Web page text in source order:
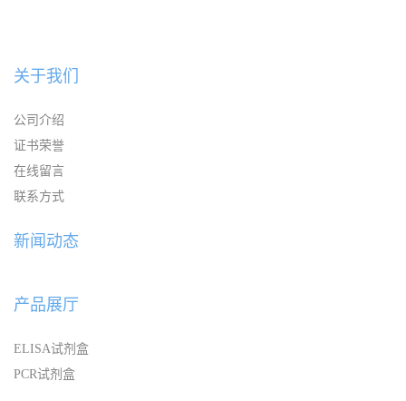
关于我们
公司介绍
证书荣誉
在线留言
联系方式
新闻动态
产品展厅
ELISA试剂盒
PCR试剂盒